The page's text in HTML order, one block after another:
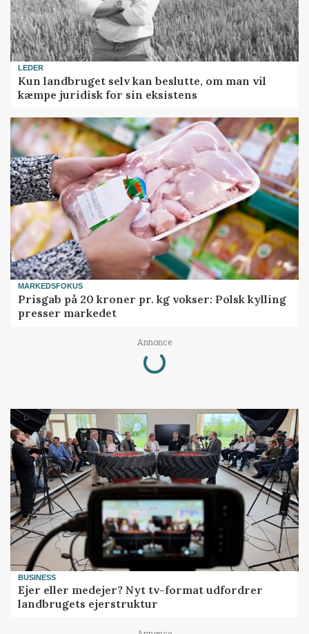
LEDER
Kun landbruget selv kan beslutte, om man vil
kæmpe juridisk for sin eksistens
MARKEDSFOKUS
Prisgab på 20 kroner pr. kg vokser: Polsk kylling
presser markedet
Annonce
Loading...
BUSINESS
Ejer eller medejer? Nyt tv-format udfordrer
landbrugets ejerstruktur